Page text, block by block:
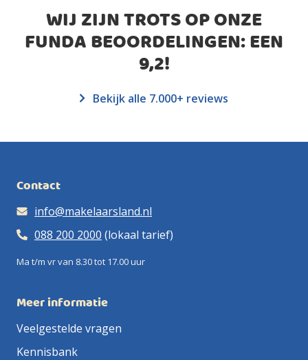
WIJ ZIJN TROTS OP ONZE
FUNDA BEOORDELINGEN: EEN
9,2!
Bekijk alle 7.000+ reviews
Contact
info@makelaarsland.nl
088 200 2000 (lokaal tarief)
Ma t/m vr van 8.30 tot 17.00 uur
Meer informatie
Veelgestelde vragen
Kennisbank